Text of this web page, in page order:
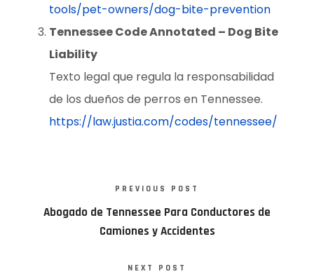
tools/pet-owners/dog-bite-prevention
Tennessee Code Annotated – Dog Bite
Liability
Texto legal que regula la responsabilidad
de los dueños de perros en Tennessee.
https://law.justia.com/codes/tennessee/
PREVIOUS POST
Abogado de Tennessee Para Conductores de
Camiones y Accidentes
NEXT POST